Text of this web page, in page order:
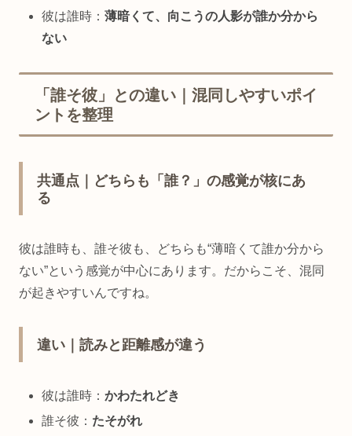
彼は誰時：薄暗くて、向こうの人影が誰か分から
ない
「誰そ彼」との違い｜混同しやすいポイ
ントを整理
共通点｜どちらも「誰？」の感覚が核にあ
る
彼は誰時も、誰そ彼も、どちらも“薄暗くて誰か分から
ない”という感覚が中心にあります。だからこそ、混同
が起きやすいんですね。
違い｜読みと距離感が違う
彼は誰時：かわたれどき
誰そ彼： たそがれ